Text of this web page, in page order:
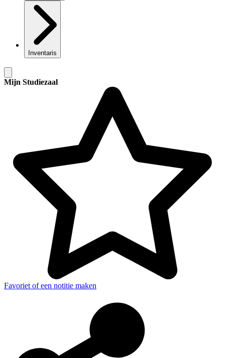
Inventaris
Mijn Studiezaal
Favoriet of een notitie maken